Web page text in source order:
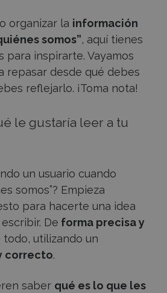
organizar la información
somos”, aquí tienes
para inspirarte. Vayamos
repasar desde qué debes
reflejarlo. ¡Toma nota!
le gustaría leer a tu
un usuario cuando
somos”? Empieza
para hacerte una idea
De forma precisa y
todo, utilizando un
correcto.
saber qué es lo que les